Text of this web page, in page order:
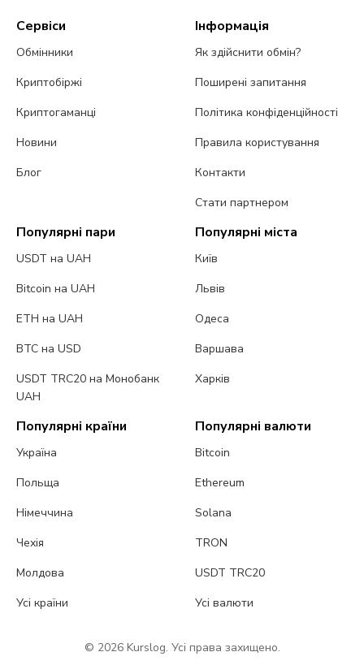
Сервіси
Обмінники
Криптобіржі
Криптогаманці
Новини
Блог
Інформація
Як здійснити обмін?
Поширені запитання
Політика конфіденційності
Правила користування
Контакти
Стати партнером
Популярні пари
USDT на UAH
Bitcoin на UAH
ETH на UAH
BTC на USD
USDT TRC20 на Монобанк
UAH
Популярні міста
Київ
Львів
Одеса
Варшава
Харків
Популярні країни
Україна
Польща
Німеччина
Чехія
Молдова
Усі країни
Популярні валюти
Bitcoin
Ethereum
Solana
TRON
USDT TRC20
Усі валюти
© 2026 Kurslog. Усі права захищено.